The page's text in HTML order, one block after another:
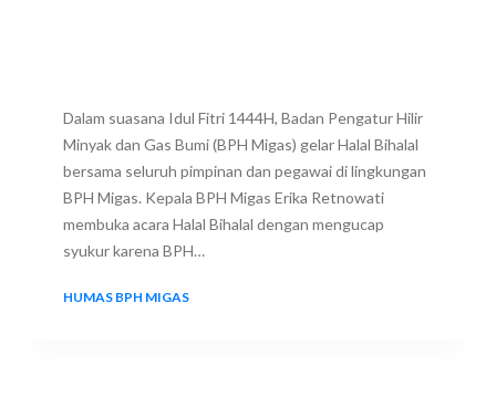
Dalam suasana Idul Fitri 1444H, Badan Pengatur Hilir
Minyak dan Gas Bumi (BPH Migas) gelar Halal Bihalal
bersama seluruh pimpinan dan pegawai di lingkungan
BPH Migas. Kepala BPH Migas Erika Retnowati
membuka acara Halal Bihalal dengan mengucap
syukur karena BPH…
HUMAS BPH MIGAS